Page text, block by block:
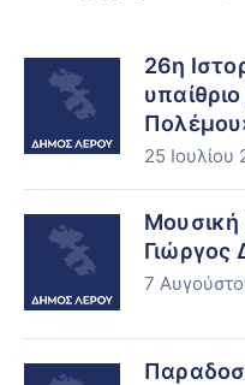
26η
25 Ιουλίου
Μουσική
Γιώργος
7